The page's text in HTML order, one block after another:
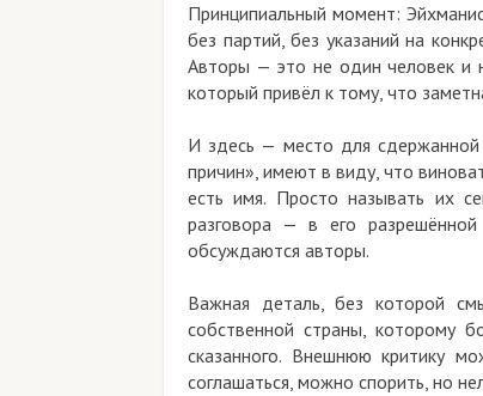
Принципиальный момент:
без партий, без указаний на
Авторы — это не один человек и
который привёл к тому, что
И здесь — место для сдержанной
причин», имеют в виду, что
есть имя. Просто называть их
разговора — в его
обсуждаются авторы.
Важная деталь, без которой
собственной страны, которому
сказанного. Внешнюю критику
соглашаться, можно спорить, но